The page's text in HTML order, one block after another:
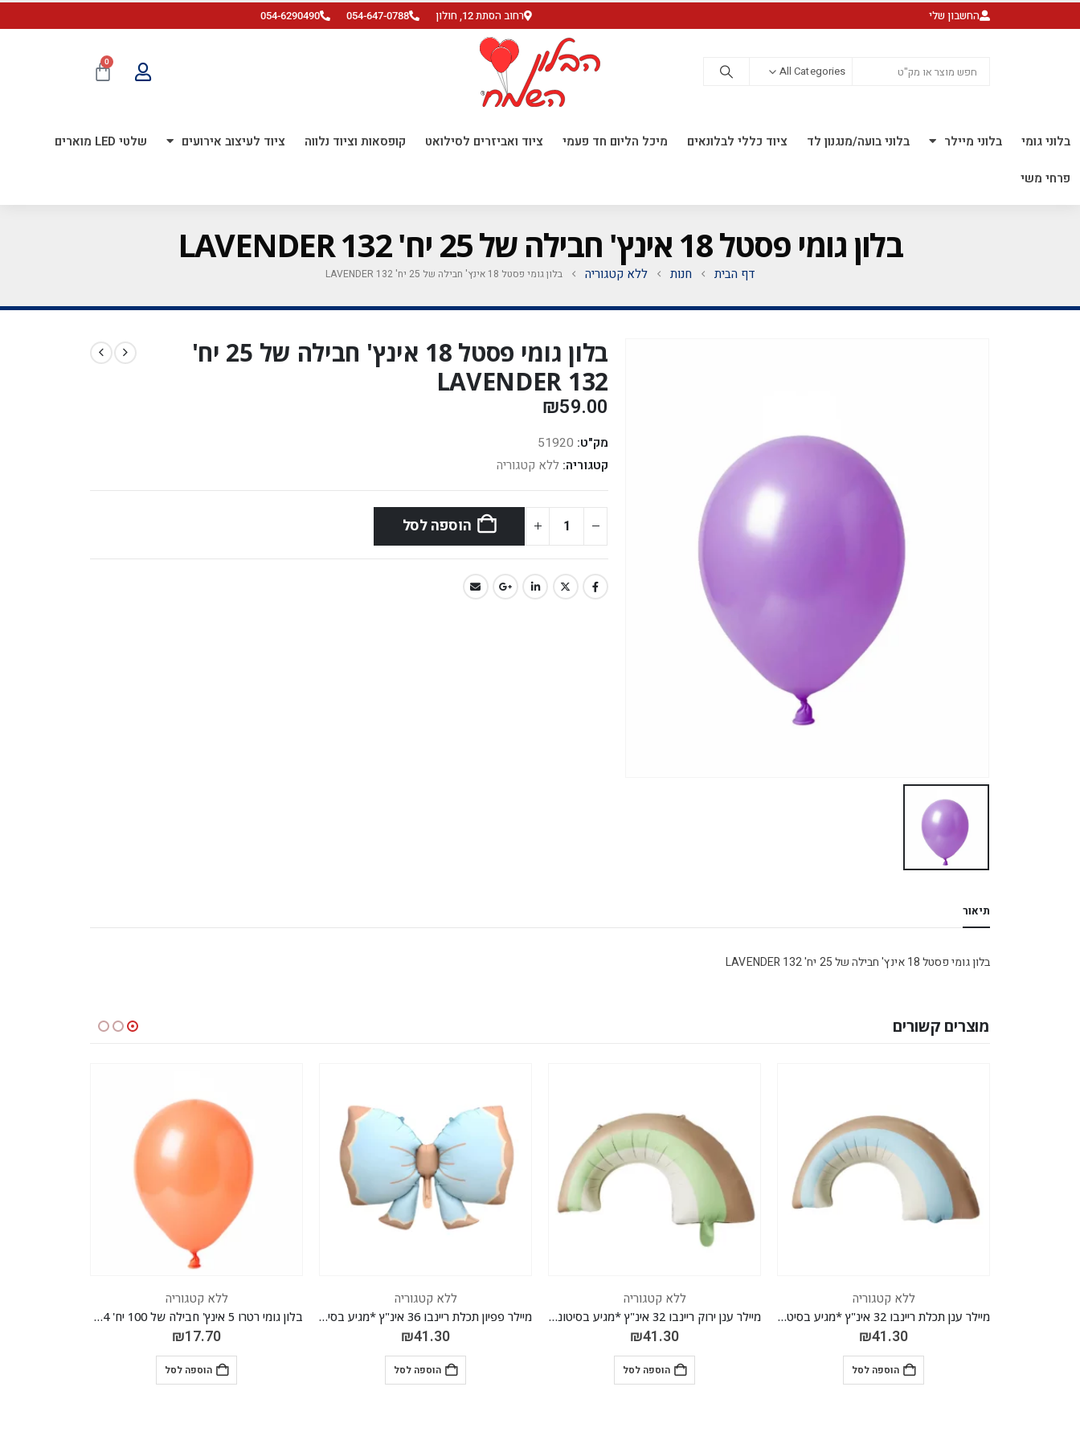
החשבון שלי רחוב הסתת 12, חולון 054-647-0788
054-6290490
All Categories
0
בלוני גומי בלוני מיילר בלוני בועה/מנגנון לד ציוד כללי לבלונאים מיכל הליום חד פעמי ציוד ואביזרים לסילואט קופסאות וציוד נלווה ציוד לעיצוב אירועים שלטי LED מוארים
פרחי משי
בלון גומי פסטל 18 אינץ' חבילה של 25 יח' LAVENDER 132
דף הבית חנות ללא קטגוריה בלון גומי פסטל 18 אינץ' חבילה של 25 יח' LAVENDER 132
בלון גומי פסטל 18 אינץ' חבילה של 25 יח'
LAVENDER 132
₪59.00
מק"ט: 51920
קטגוריה: ללא קטגוריה
הוספה לסל
תיאור
בלון גומי פסטל 18 אינץ' חבילה של 25 יח' LAVENDER 132
מוצרים קשורים
ללא קטגוריה
מיילר ענן ירוק ריינבו 32 אינ"ץ *מגיע בסיטונאות חבילה של 5 יח'*
₪41.30
הוספה לסל
ללא קטגוריה
מיילר פפיון תכלת ריינבו 36 אינ"ץ *מגיע בסיטונאות חבילה של 5 יח'*
₪41.30
הוספה לסל
ללא קטגוריה
בלון גומי רטרו 5 אינץ' חבילה של 100 יח' CAMEN BROWN 034
₪17.70
הוספה לסל
ללא קטגוריה
מיילר דובי חום כהה ריינבו 36 אינ"ץ *מגיע בסיטונאות חבילה של 5 יח'*
₪41.30
הוספה לסל